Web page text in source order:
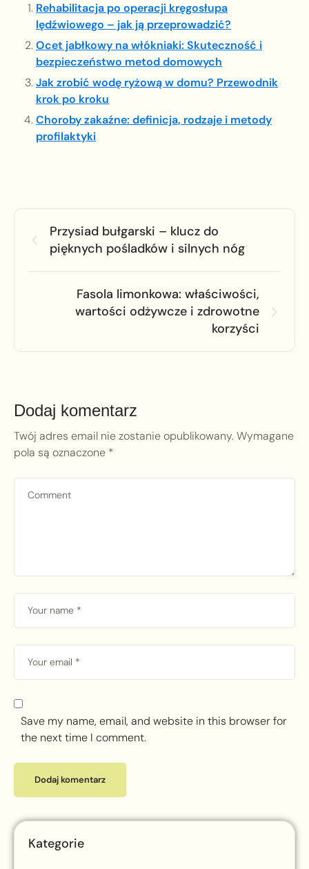
Rehabilitacja po operacji kręgosłupa
lędźwiowego – jak ją przeprowadzić?
Ocet jabłkowy na włókniaki: Skuteczność i
bezpieczeństwo metod domowych
Jak zrobić wodę ryżową w domu? Przewodnik
krok po kroku
Choroby zakaźne: definicja, rodzaje i metody
profilaktyki
Przysiad bułgarski – klucz do
pięknych pośladków i silnych nóg
Fasola limonkowa: właściwości,
wartości odżywcze i zdrowotne
korzyści
Dodaj komentarz
Twój adres email nie zostanie opublikowany.Wymagane
pola są oznaczone *
Save my name, email, and website in this browser for
the next time I comment.
Kategorie